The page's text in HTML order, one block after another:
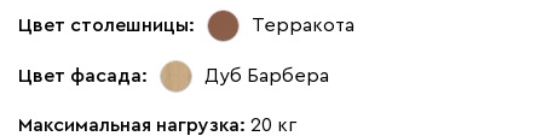
Цвет столешницы: Терракота
Цвет фасада: Дуб Барбера
Максимальная нагрузка: 20 кг